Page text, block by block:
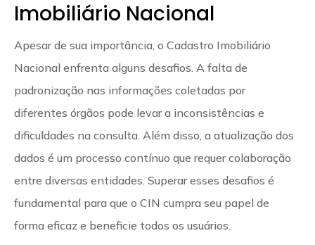
Imobiliário Nacional
Apesar de sua importância, o Cadastro Imobiliário
Nacional enfrenta alguns desafios. A falta de
padronização nas informações coletadas por
diferentes órgãos pode levar a inconsistências e
dificuldades na consulta. Além disso, a atualização dos
dados é um processo contínuo que requer colaboração
entre diversas entidades. Superar esses desafios é
fundamental para que o CIN cumpra seu papel de
forma eficaz e beneficie todos os usuários.